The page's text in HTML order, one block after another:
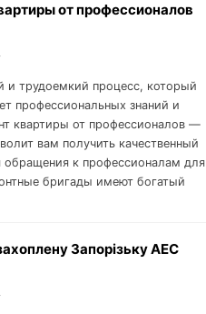
от профессионалов
трудоемкий процесс, который
профессиональных знаний и
квартиры от профессионалов —
вам получить качественный
обращения к профессионалам для
бригады имеют богатый
Запорізьку АЕС